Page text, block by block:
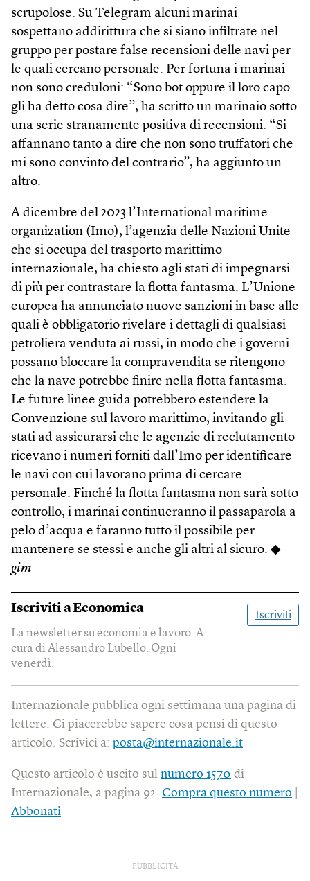
scrupolose. Su Telegram alcuni marinai
sospettano addirittura che si siano infiltrate nel
gruppo per postare false recensioni delle navi per
le quali cercano personale. Per fortuna i marinai
non sono creduloni: “Sono bot oppure il loro capo
gli ha detto cosa dire”, ha scritto un marinaio sotto
una serie stranamente positiva di recensioni. “Si
affannano tanto a dire che non sono truffatori che
mi sono convinto del contrario”, ha aggiunto un
altro.
A dicembre del 2023 l’International maritime
organization (Imo), l’agenzia delle Nazioni Unite
che si occupa del trasporto marittimo
internazionale, ha chiesto agli stati di impegnarsi
di più per contrastare la flotta fantasma. L’Unione
europea ha annunciato nuove sanzioni in base alle
quali è obbligatorio rivelare i dettagli di qualsiasi
petroliera venduta ai russi, in modo che i governi
possano bloccare la compravendita se ritengono
che la nave potrebbe finire nella flotta fantasma.
Le future linee guida potrebbero estendere la
Convenzione sul lavoro marittimo, invitando gli
stati ad assicurarsi che le agenzie di reclutamento
ricevano i numeri forniti dall’Imo per identificare
le navi con cui lavorano prima di cercare
personale. Finché la flotta fantasma non sarà sotto
controllo, i marinai continueranno il passaparola a
pelo d’acqua e faranno tutto il possibile per
mantenere se stessi e anche gli altri al sicuro. ◆
gim
Iscriviti aEconomica
Iscriviti
La newsletter su economia e lavoro. A
cura di Alessandro Lubello. Ogni
venerdì.
Internazionale pubblica ogni settimana una pagina di
lettere. Ci piacerebbe sapere cosa pensi di questo
articolo. Scrivici a: posta@internazionale.it
Questo articolo è uscito sul numero 1570 di
Internazionale, a pagina 92. Compra questo numero
Abbonati
PUBBLICITÀ